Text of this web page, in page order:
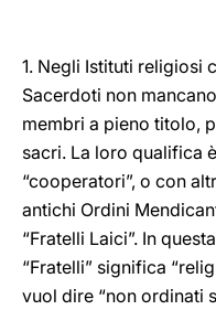
1. Negli Istituti religiosi
Sacerdoti non
membri a pieno titolo,
sacri. La loro qualifica
“cooperatori”, o con
antichi Ordini
“Fratelli Laici”. In
“Fratelli” significa
vuol dire “non ordinati